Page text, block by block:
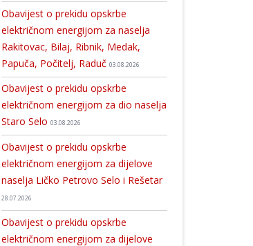
Obavijest o prekidu opskrbe
električnom energijom za naselja
Rakitovac, Bilaj, Ribnik, Medak,
Papuča, Počitelj, Raduč 03.08.2026
Obavijest o prekidu opskrbe
električnom energijom za dio naselja
Staro Selo 03.08.2026
Obavijest o prekidu opskrbe
električnom energijom za dijelove
naselja Ličko Petrovo Selo i Rešetar
28.07.2026
Obavijest o prekidu opskrbe
električnom energijom za dijelove